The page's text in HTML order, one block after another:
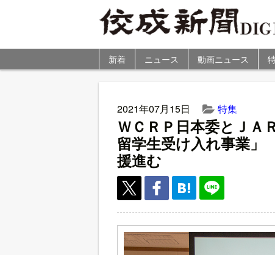
新着 ニュース 動画ニュース
2021年07月15日 特集
ＷＣＲＰ日本委とＪ
留学生受け入れ事業
援進む